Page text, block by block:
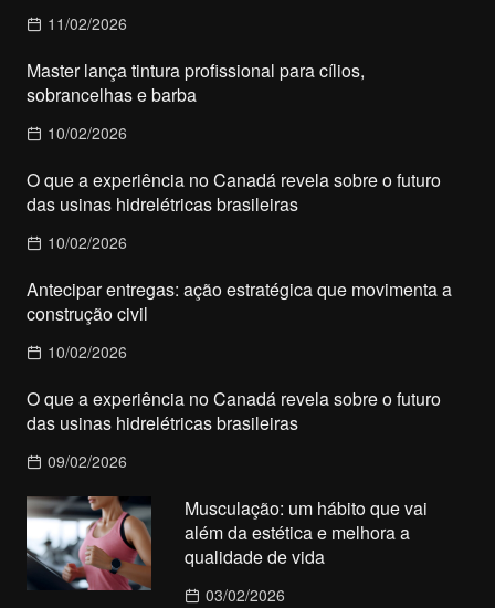
11/02/2026
Master lança tintura profissional para cílios,
sobrancelhas e barba
10/02/2026
O que a experiência no Canadá revela sobre o futuro
das usinas hidrelétricas brasileiras
10/02/2026
Antecipar entregas: ação estratégica que movimenta a
construção civil
10/02/2026
O que a experiência no Canadá revela sobre o futuro
das usinas hidrelétricas brasileiras
09/02/2026
Musculação: um hábito que vai
além da estética e melhora a
qualidade de vida
03/02/2026